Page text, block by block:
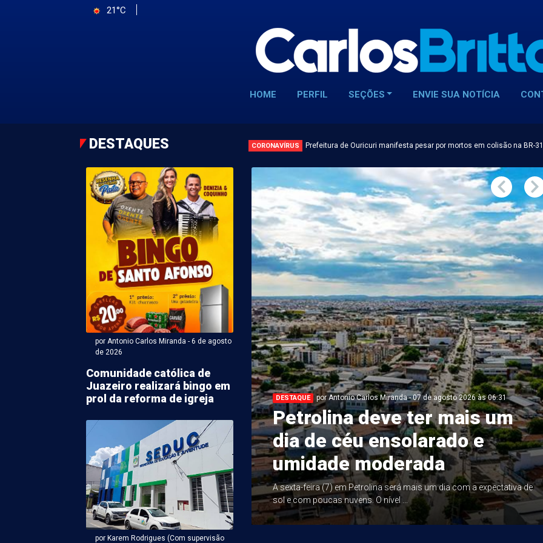
21°C
HOME PERFIL SEÇÕES ENVIE SUA NOTÍCIA
DESTAQUES CORONAVÍRUS Prefeitura de Ouricuri manifesta pesar por mortos em colisão na BR-
por Antonio Carlos Miranda - 6 de agosto
de 2026
Comunidade católica de
Juazeiro realizará bingo em
prol da reforma de igreja
por Karem Rodrigues (Com supervisão
Carlos Miranda - 06 de agosto 2026 às 19:21
Araripina segundo
da morte de
em Ouricuri
Pernambuco (PCPE), por meio da 24ª Delegacia de
(DPH) de Araripina, Sertão do ...
DESTAQUE por Antonio Carlos Miranda - 07 de agosto 2026 às 06:31
Petrolina deve ter mais um
dia de céu ensolarado e
umidade moderada
A sexta-feira (7) em Petrolina será mais um dia com a expectativa de
sol e com poucas nuvens. O nível ...